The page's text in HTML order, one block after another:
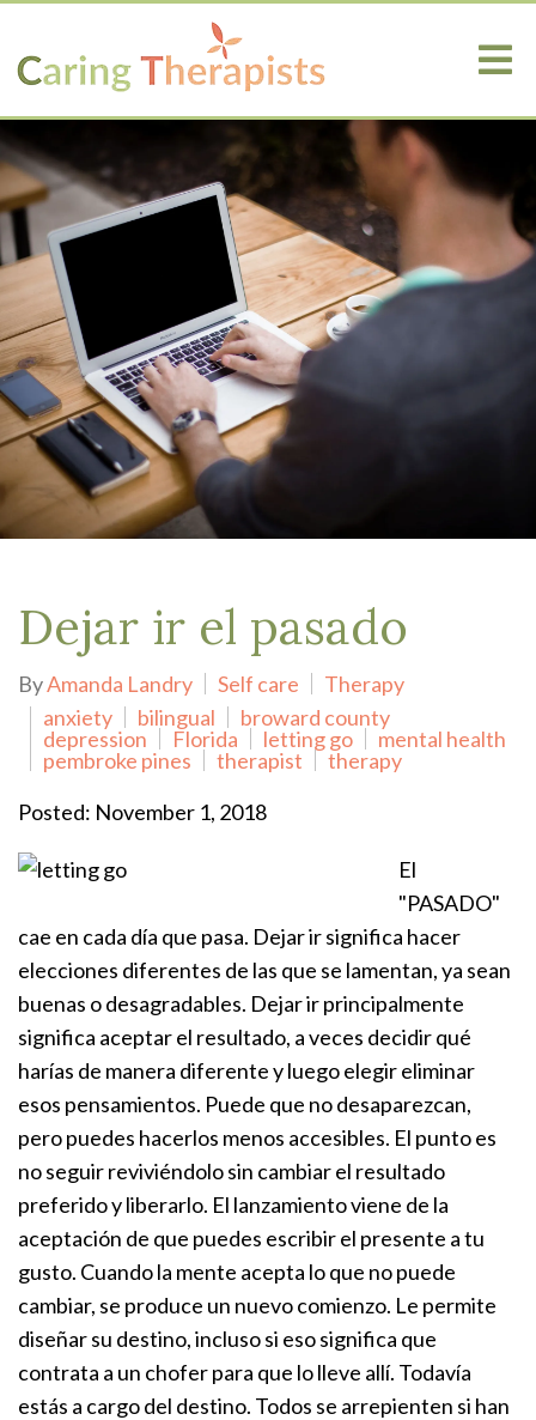
Dejar ir el pasado
ByAmanda Landry Self care
Therapy
anxiety
bilingual
broward county
depression
Florida letting go
mental health
pembroke pines
therapist
therapy
Posted: November 1, 2018
El
"PASADO"
cae en cada día que pasa. Dejar ir significa hacer
elecciones diferentes de las que se lamentan, ya sean
buenas o desagradables. Dejar ir principalmente
significa aceptar el resultado, a veces decidir qué
harías de manera diferente y luego elegir eliminar
esos pensamientos. Puede que no desaparezcan,
pero puedes hacerlos menos accesibles. El punto es
no seguir reviviéndolo sin cambiar el resultado
preferido y liberarlo. El lanzamiento viene de la
aceptación de que puedes escribir el presente a tu
gusto. Cuando la mente acepta lo que no puede
cambiar, se produce un nuevo comienzo. Le permite
diseñar su destino, incluso si eso significa que
contrata a un chofer para que lo lleve allí. Todavía
estás a cargo del destino. Todos se arrepienten si han